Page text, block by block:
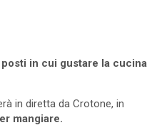
in cui gustare la cucina
in diretta da Crotone, in
mangiare.